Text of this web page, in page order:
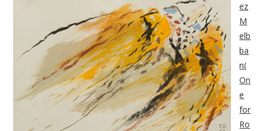
ez
M
elb
ba
n(
On
e
for
Ro